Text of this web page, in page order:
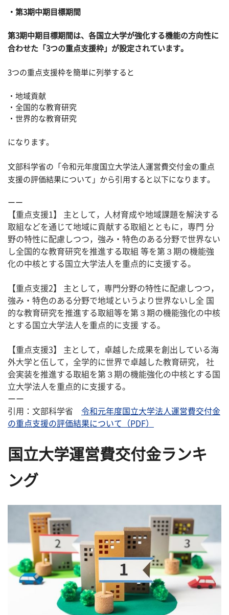
第3期中期目標期間
第3期中期目標期間は、各国立大学が強化する機能の方向性に
合わせた「3つの重点支援枠」が設定されています。
3つの重点支援枠を簡単に列挙すると
・地域貢献
・全国的な教育研究
・世界的な教育研究
になります。
文部科学省の「令和元年度国立大学法人運営費交付金の重点
支援の評価結果について」から引用すると以下になります。
ーー
【重点支援1】 主として，人材育成や地域課題を解決する
取組などを通じて地域に貢献する取組とともに，専門 分
野の特性に配慮しつつ，強み・特色のある分野で世界ない
し全国的な教育研究を推進する取組 等を第３期の機能強
化の中核とする国立大学法人を重点的に支援する。
【重点支援2】 主として，専門分野の特性に配慮しつつ，
強み・特色のある分野で地域というより世界ないし全 国
的な教育研究を推進する取組等を第３期の機能強化の中核
とする国立大学法人を重点的に支援 する。
【重点支援3】 主として，卓越した成果を創出している海
外大学と伍して，全学的に世界で卓越した教育研究， 社
会実装を推進する取組を第３期の機能強化の中核とする国
立大学法人を重点的に支援する。
ーー
引用：文部科学省 令和元年度国立大学法人運営費交付金
の重点支援の評価結果について（PDF）
国立大学運営費交付金ランキ
ング